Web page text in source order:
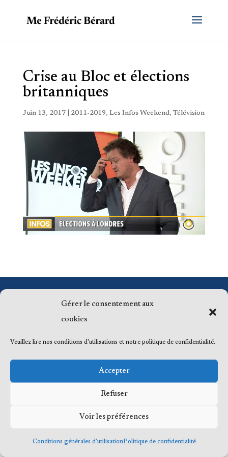
Gérer le consentement aux
cookies
Veuillez lire nos conditions d'utilisations et notre politique de confidentialité.
Accepter
Refuser
Voir les préférences
Conditions générales d’utilisationPolitique de confidentialité
Crise au Bloc et élections
britanniques
Juin 13, 2017| 2011-2019, Les Infos Weekend, Télévision
© 2023 Me Frédéric Bérard, tous droits